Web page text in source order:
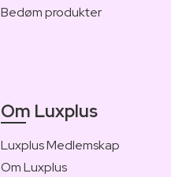
Bedøm produkter
Om Luxplus
Luxplus Medlemskap
Om Luxplus